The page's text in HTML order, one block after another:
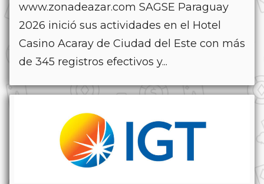
www.zonadeazar.com SAGSE Paraguay
2026 inició sus actividades en el Hotel
Casino Acaray de Ciudad del Este con más
de 345 registros efectivos y...